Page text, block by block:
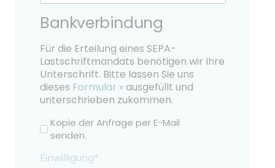
Bankverbindung
Für die Erteilung eines SEPA-
Lastschriftmandats benötigen wir Ihre
Unterschrift. Bitte lassen Sie uns
dieses Formular »ausgefüllt und
unterschrieben zukommen.
Kopie
der
Kopie der Anfrage per E-Mail
senden.
Einwilligung*